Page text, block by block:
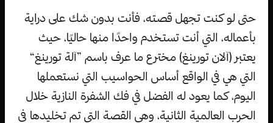
حتى لو كنت تجهل قصته، فأنت بدون شك على دراية
بأعماله، التي أنت تستخدم واحدًا منها حاليًا، حيث
يعتبر (آلان تورينغ) مخترع ما عرف باسم ”آلة تورينغ“
التي هي في الواقع أساس الحواسيب التي نستعملها
اليوم، كما يعود له الفضل في فك الشفرة النازية خلال
الحرب العالمية الثانية، وهي القصة التي تم تخليدها في